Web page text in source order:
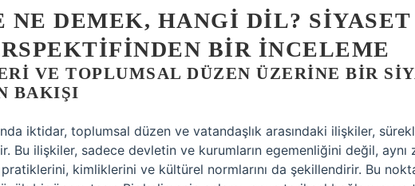
NE DEMEK, HANGI DIL? SIYASET
BIR İNCELEME
VE TOPLUMSAL DÜZEN ÜZERINE BIR
BAKIŞI
iktidar, toplumsal düzen ve vatandaşlık arasındaki ilişkiler,
Bu ilişkiler, sadece devletin ve kurumların egemenliğini değil, aynı
kimliklerini ve kültürel normlarını da şekillendirir. Bu